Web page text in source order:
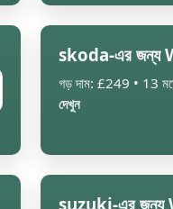
skoda-এর জন্য
গড় দাম: £249 • 13
দেখুন
suzuki-এর